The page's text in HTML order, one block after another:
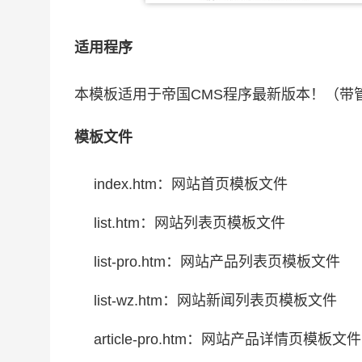
适用程序
本模板适用于帝国CMS程序最新版本！（带
模板文件
index.htm：网站首页模板文件
list.htm：网站列表页模板文件
list-pro.htm：网站产品列表页模板文件
list-wz.htm：网站新闻列表页模板文件
article-pro.htm：网站产品详情页模板文件